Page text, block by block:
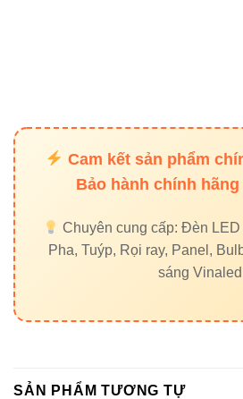
Cam kết sản phẩm
Bảo hành chính hãng
Chuyên cung cấp: Đèn LED
Pha, Tuýp, Rọi ray, Panel,
sáng Vinaled
SẢN PHẨM TƯƠNG TỰ